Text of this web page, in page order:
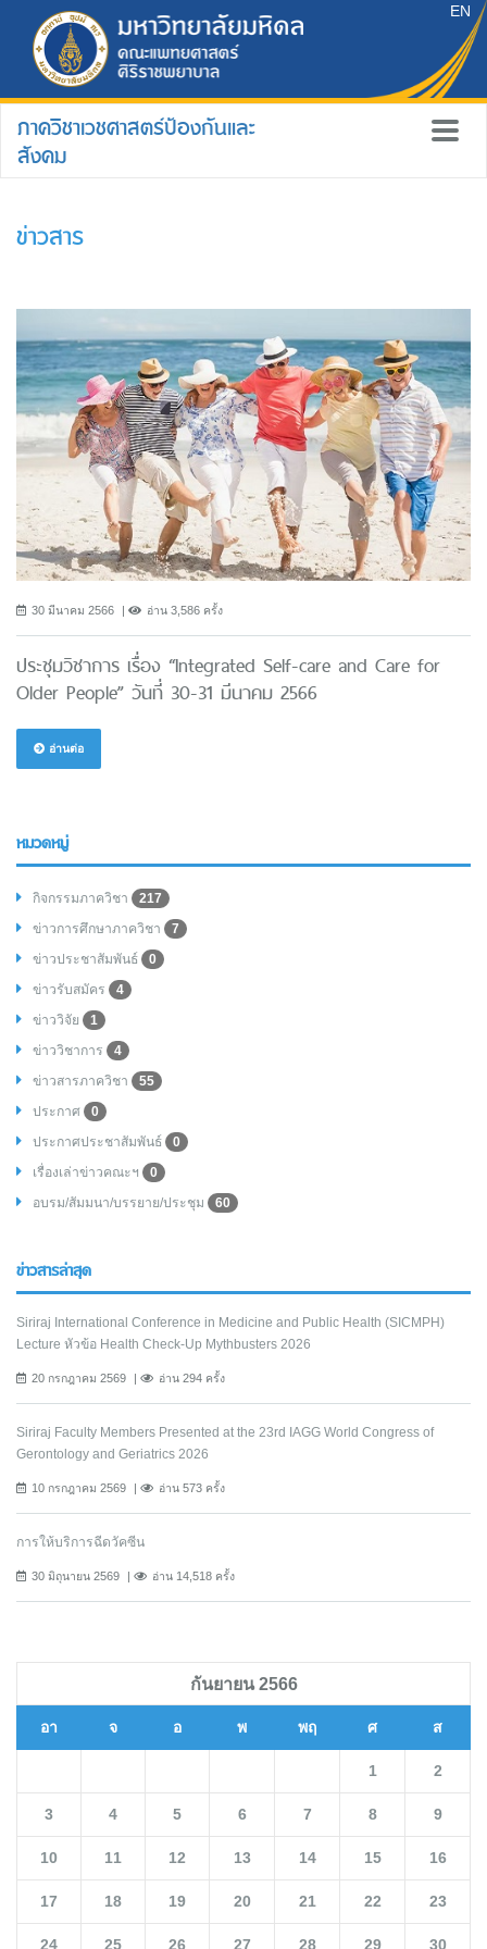
EN
ภาควิชาเวชศาสตร์ป้องกันและ
สังคม
ข่าวสาร
30 มีนาคม 2566 อ่าน 3,586 ครั้ง
ประชุมวิชาการ เรื่อง “Integrated Self-care and Care for
Older People” วันที่ 30-31 มีนาคม 2566
อ่านต่อ
หมวดหมู่
กิจกรรมภาควิชา
217
ข่าวการศึกษาภาควิชา
7
ข่าวประชาสัมพันธ์
0
ข่าวรับสมัคร
4
ข่าววิจัย
1
ข่าววิชาการ
4
ข่าวสารภาควิชา
55
ประกาศ
0
ประกาศประชาสัมพันธ์
0
เรื่องเล่าข่าวคณะฯ
0
อบรม/สัมมนา/บรรยาย/ประชุม
60
ข่าวสารล่าสุด
Siriraj International Conference in Medicine and Public Health (SICMPH)
Lecture หัวข้อ Health Check-Up Mythbusters 2026
20 กรกฎาคม 2569 อ่าน 294 ครั้ง
Siriraj Faculty Members Presented at the 23rd IAGG World Congress of
Gerontology and Geriatrics 2026
10 กรกฎาคม 2569 อ่าน 573 ครั้ง
การให้บริการฉีดวัคซีน
30 มิถุนายน 2569 อ่าน 14,518 ครั้ง
กันยายน 2566
อา จ อ พ พฤ ศ ส
1 2
3 4 5 6 7 8 9
10 11 12 13 14 15 16
17 18 19 20 21 22 23
24 25 26 27 28 29 30